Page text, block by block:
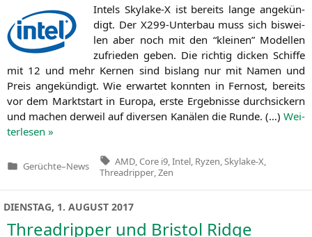
Intels Skylake‑X ist bereits lan­ge ange­kün­
digt. Der X299-Unter­bau muss sich bis­wei­
len aber noch mit den “klei­nen” Model­len
zufrie­den geben. Die rich­tig dicken Schif­fe
mit 12 und mehr Ker­nen sind bis­lang nur mit Namen und
Preis ange­kün­digt. Wie erwar­tet konn­ten in Fern­ost, bereits
vor dem Markt­start in Euro­pa, ers­te Ergeb­nis­se durch­si­ckern
und machen der­weil auf diver­sen Kanä­len die Run­de. (…) Wei­
ter­le­sen »
Veröffentlicht
Gerüchte–News
Tags:
AMD Core i9 Intel Ryzen Skylake-X
Threadripper, Zen
DIENSTAG, 1. AUGUST 2017
Threadripper und Bristol Ridge